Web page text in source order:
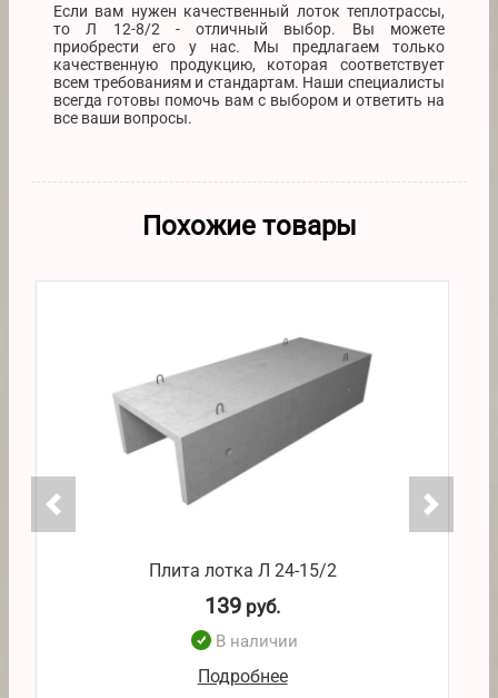
Если вам нужен качественный лоток теплотрассы,
то Л 12-8/2 - отличный выбор. Вы можете
приобрести его у нас. Мы предлагаем только
качественную продукцию, которая соответствует
всем требованиям и стандартам. Наши специалисты
всегда готовы помочь вам с выбором и ответить на
все ваши вопросы.
Похожие товары
Плита лотка Л 24-15/2
139 руб.
В наличии
Подробнее